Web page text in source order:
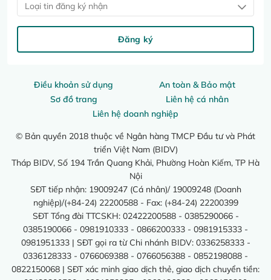
Điều khoản sử dụng
An toàn & Bảo mật
Sơ đồ trang
Liên hệ cá nhân
Liên hệ doanh nghiệp
© Bản quyền 2018 thuộc về Ngân hàng TMCP Đầu tư và Phát
triển Việt Nam (BIDV)
Tháp BIDV, Số 194 Trần Quang Khải, Phường Hoàn Kiếm, TP Hà
Nội
SĐT tiếp nhận: 19009247 (Cá nhân)/ 19009248 (Doanh
nghiệp)/(+84-24) 22200588 - Fax: (+84-24) 22200399
SĐT Tổng đài TTCSKH: 02422200588 - 0385290066 -
0385190066 - 0981910333 - 0866200333 - 0981915333 -
0981951333 | SĐT gọi ra từ Chi nhánh BIDV: 0336258333 -
0336128333 - 0766069388 - 0766056388 - 0852198088 -
0822150068 | SĐT xác minh giao dịch thẻ, giao dịch chuyển tiền:
Loại tin đăng ký nhận
Đăng ký